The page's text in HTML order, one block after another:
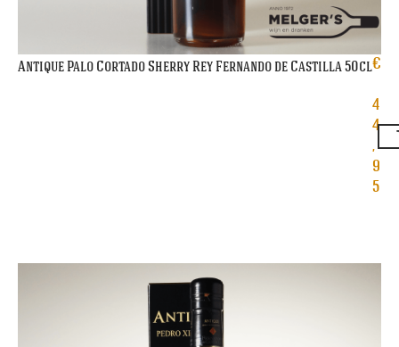
Antique Palo Cortado Sherry Rey Fernando de Castilla 50cl€
4
4
,
9
5